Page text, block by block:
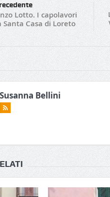
Lotto. I capolavori
Santa Casa di Loreto
Susanna Bellini